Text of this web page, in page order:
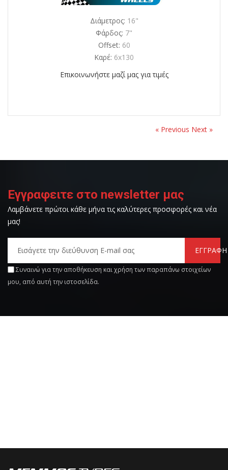
Διάμετρος: 16"
Φάρδος: 7"
Offset: 60
Καρέ: 6x130
Επικοινωνήστε μαζί μας για τιμές
« Previous Next »
Εγγραφειτε στο newsletter μας
Λαμβάνετε πρώτοι κάθε μήνα τις καλύτερες προσφορές και νέα
μας!
ΕΓΓΡΑΦΗ
Συναινώ για την αποθήκευση και χρήση των παραπάνω στοιχείων
μου, από αυτή την ιστοσελίδα.